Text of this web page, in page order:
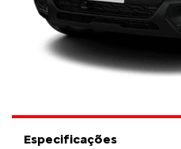
Especificações